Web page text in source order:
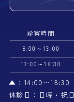
診察時間
8:00～13:00
13:00～18:30
▲：14:00〜18:30
休診日：日曜・祝日